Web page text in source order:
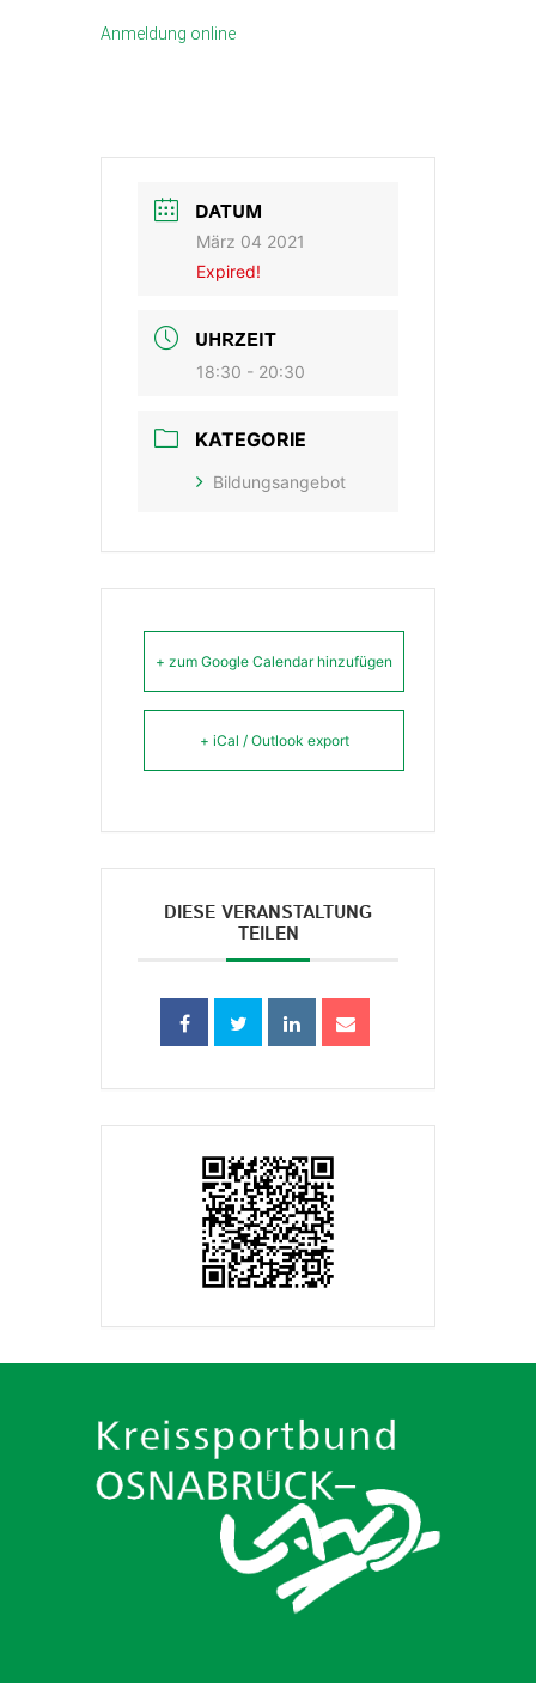
Anmeldung online
DATUM
März 04 2021
Expired!
UHRZEIT
18:30 - 20:30
KATEGORIE
Bildungsangebot
+ zum Google Calendar hinzufügen
+ iCal / Outlook export
DIESE VERANSTALTUNG
TEILEN